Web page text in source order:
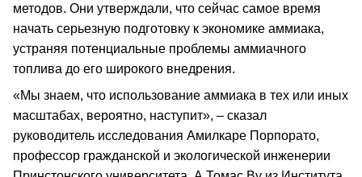
методов. Они утверждали, что сейчас самое время
начать серьезную подготовку к экономике аммиака,
устраняя потенциальные проблемы аммиачного
топлива до его широкого внедрения.
«Мы знаем, что использование аммиака в тех или иных
масштабах, вероятно, наступит», – сказал
руководитель исследования Амилкаре Порпорато,
профессор гражданской и экологической инженерии